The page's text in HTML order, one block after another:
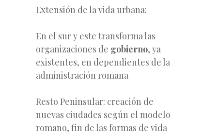
Extensión de la vida urbana:
En el sur y este transforma las
organizaciones de gobierno, ya
existentes, en dependientes de la
administración romana
Resto Peninsular: creación de
nuevas ciudades según el modelo
romano, fin de las formas de vida